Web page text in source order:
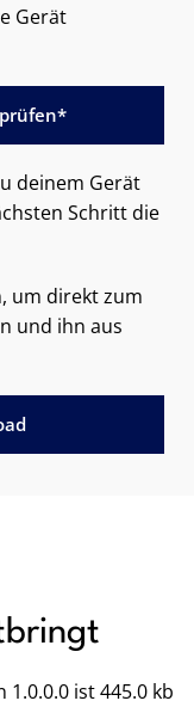
Gerät
deinem Gerät
Schritt die
um direkt zum
und ihn aus
ist 445.0 kb